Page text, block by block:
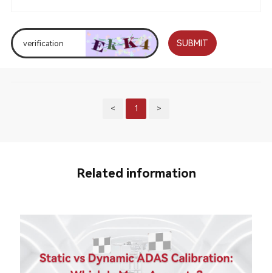
SUBMIT
< 1 >
Related information